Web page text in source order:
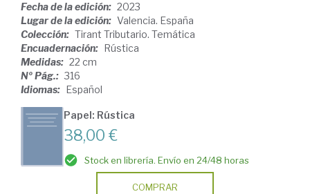
Fecha de la edición: 2023
Lugar de la edición: Valencia. España
Colección: Tirant Tributario. Temática
Encuadernación: Rústica
Medidas: 22 cm
Nº Pág.: 316
Idiomas: Español
Papel: Rústica
38,00 €
Stock en librería. Envío en 24/48 horas
COMPRAR